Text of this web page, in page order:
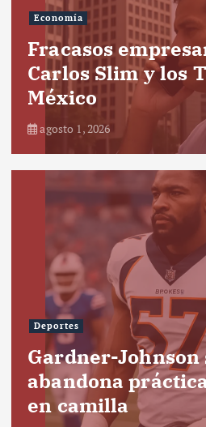
Economía
Fracasos
Carlos Slim y los
México
agosto 1, 2026
Deportes
Gardner-Johnson
abandona
en camilla